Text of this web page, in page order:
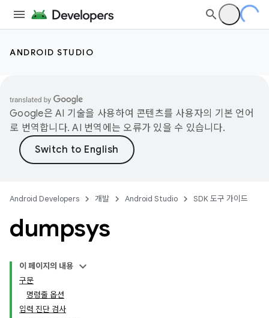
ANDROID STUDIO
Google은 AI 기술을 사용하여 콘텐츠를 사용자의 기본 언어
로 번역합니다. AI 번역에는 오류가 있을 수 있습니다.
Android Developers 개발 Android Studio SDK 도구 가이드
dumpsys
이 페이지의 내용
구문
명령줄 옵션
입력 진단 검사